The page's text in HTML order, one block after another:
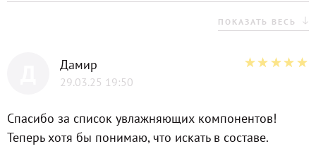
и стало легче. Но вот что неясно: как часто можно
повредит ли это коже при частом применении?
Хотелось бы уточнить этот момент. В остальном —
ПОКАЗАТЬ ВЕСЬ
Дамир
29.03.25 19:50
Спасибо за список увлажняющих компонентов!
Теперь хотя бы понимаю, что искать в составе.